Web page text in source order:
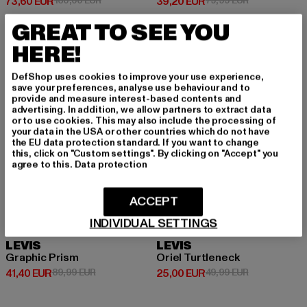
-54%
LEVIS
Graphic Prism
41,40 EUR
Derzeitiger Preis: 41,40 EUR
89,99 EURAktionspreis: 89,99 EUR
LEVIS
Oriel Turtleneck
25,00 EUR
Derzeitiger Preis: 25,00 EUR
49,99 EURAktionspreis:
GREAT TO SEE YOU
HERE!
DefShop uses cookies to improve your use experience,
save your preferences, analyse use behaviour and to
provide and measure interest-based contents and
advertising. In addition, we allow partners to extract data
or to use cookies. This may also include the processing of
your data in the USA or other countries which do not have
the EU data protection standard. If you want to change
this, click on "Custom settings". By clicking on "Accept" you
agree to this. Data protection
INDIVIDUAL SETTINGS
ACCEPT